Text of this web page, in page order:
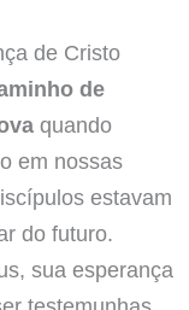
de Cristo
de
quando
em nossas
estavam
do futuro.
sua esperança